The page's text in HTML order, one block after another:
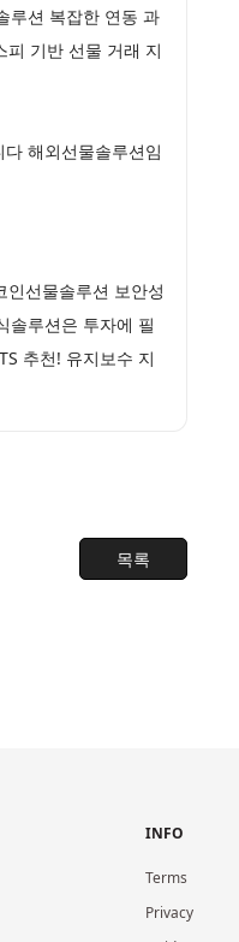
루션 복잡한 연동 과
피 기반 선물 거래 지
해외선물솔루션임
선물솔루션 보안성
솔루션은 투자에 필
추천! 유지보수 지
목록
INFO
Terms
Privacy